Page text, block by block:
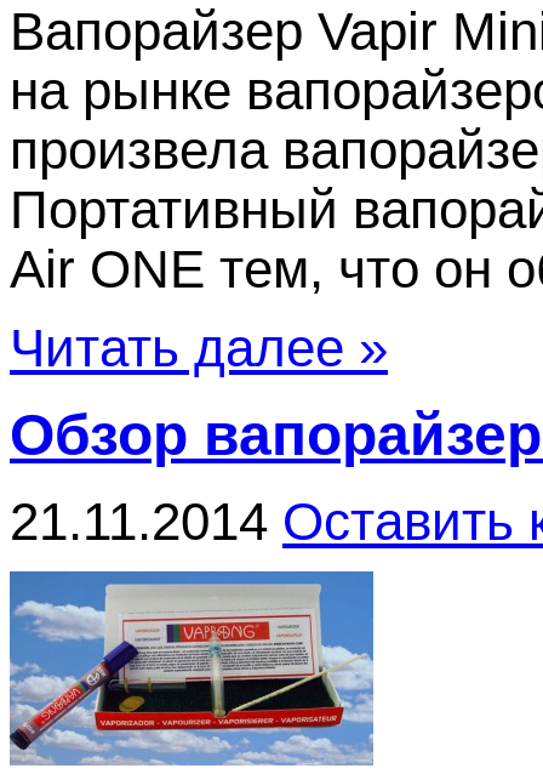
Вапорайзер Vapir
на рынке
произвела
Портативный
Air ONE тем, что он
Читать далее »
Обзор
21.11.2014 Оставить